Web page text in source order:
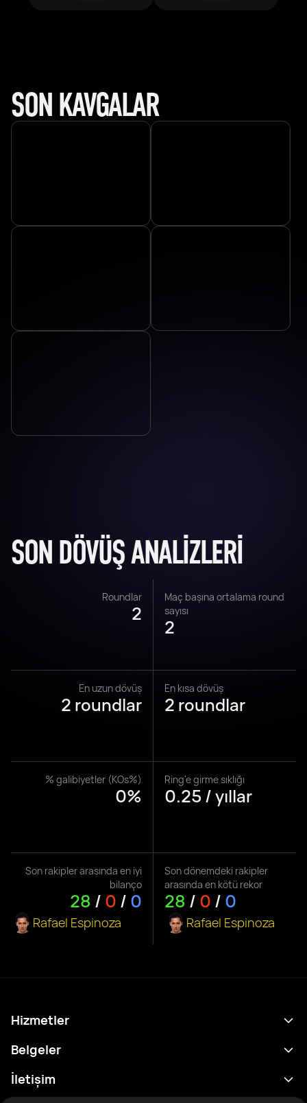
SON KAVGALAR
SON DÖVÜŞ ANALIZLERI
Roundlar
2
Maç başına ortalama round
sayısı
2
En uzun dövüş
2 roundlar
En kısa dövüş
2 roundlar
% galibiyetler (KOs%)
0%
Ring'e girme sıklığı
0.25 / yıllar
Son rakipler arasında en iyi
bilanço
28 / 0 / 0
Rafael Espinoza
Son dönemdeki rakipler
arasında en kötü rekor
28 / 0 / 0
Rafael Espinoza
Hizmetler
Program
Sonuçlar
Analitik
Belgeler
Gizlilik Politikası
İletişim